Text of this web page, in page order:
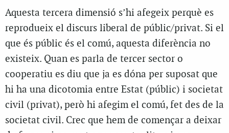
Aquesta tercera dimensió s’hi afegeix perquè es
reprodueix el discurs liberal de públic/privat. Si el
que és públic és el comú, aquesta diferència no
existeix. Quan es parla de tercer sector o
cooperatiu es diu que ja es dóna per suposat que
hi ha una dicotomia entre Estat (públic) i societat
civil (privat), però hi afegim el comú, fet des de la
societat civil. Crec que hem de començar a deixar